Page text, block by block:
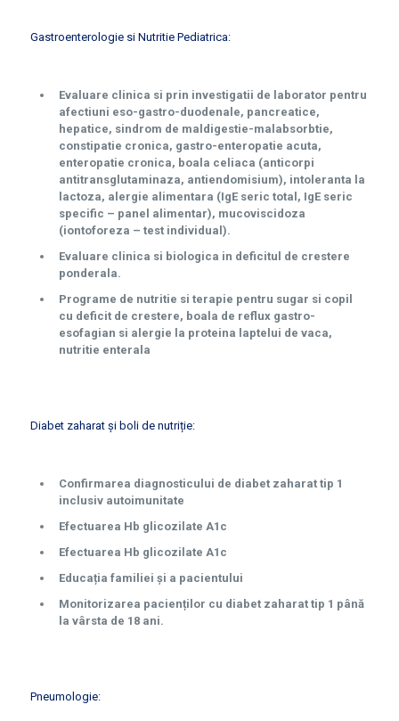
Gastroenterologie si Nutritie Pediatrica:
Evaluare clinica si prin investigatii de laborator pentru
afectiuni eso-gastro-duodenale, pancreatice,
hepatice, sindrom de maldigestie-malabsorbtie,
constipatie cronica, gastro-enteropatie acuta,
enteropatie cronica, boala celiaca (anticorpi
antitransglutaminaza, antiendomisium), intoleranta la
lactoza, alergie alimentara (IgE seric total, IgE seric
specific – panel alimentar), mucoviscidoza
(iontoforeza – test individual).
Evaluare clinica si biologica in deficitul de crestere
ponderala.
Programe de nutritie si terapie pentru sugar si copil
cu deficit de crestere, boala de reflux gastro-
esofagian si alergie la proteina laptelui de vaca,
nutritie enterala
Diabet zaharat și boli de nutriție:
Confirmarea diagnosticului de diabet zaharat tip 1
inclusiv autoimunitate
Efectuarea Hb glicozilate A1c
Efectuarea Hb glicozilate A1c
Educația familiei și a pacientului
Monitorizarea pacienților cu diabet zaharat tip 1 până
la vârsta de 18 ani.
Pneumologie: